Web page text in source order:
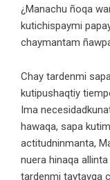
¿Manachu ñoqa
kutichispaymi
chaymantam
Chay tardenmi
kutipushaqtiy
Ima
hawaqa, sapa
actitudninmanta,
nuera hinaqa
tardenmi taytayqa